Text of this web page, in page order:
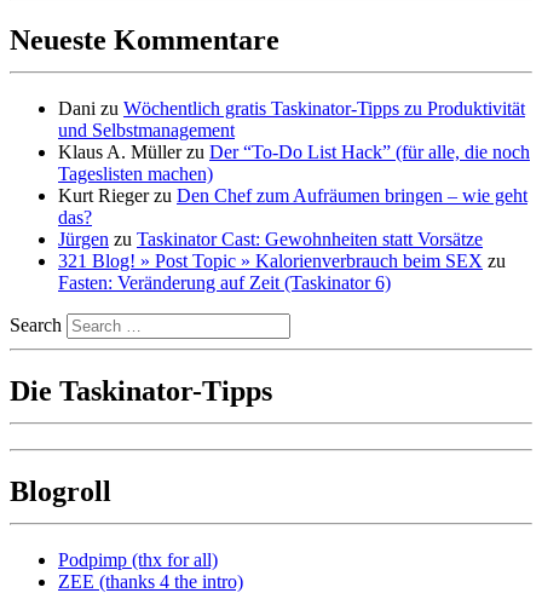
Neueste Kommentare
Dani zu Wöchentlich gratis Taskinator-Tipps zu Produktivität
und Selbstmanagement
Klaus A. Müllerzu Der “To-Do List Hack” (für alle, die noch
Tageslisten machen)
Kurt Riegerzu Den Chef zum Aufräumen bringen – wie geht
das?
Jürgen zu Taskinator Cast: Gewohnheiten statt Vorsätze
321 Blog! » Post Topic » Kalorienverbrauch beim SEX zu
Fasten: Veränderung auf Zeit (Taskinator 6)
Search
Die Taskinator-Tipps
Blogroll
Podpimp (thx for all)
ZEE (thanks 4 the intro)